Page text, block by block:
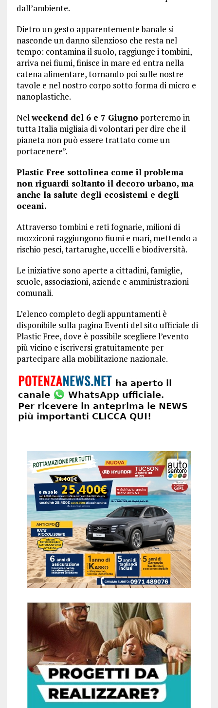
dall’ambiente.
Dietro un gesto apparentemente banale si
nasconde un danno silenzioso che resta nel
tempo: contamina il suolo, raggiunge i tombini,
arriva nei fiumi, finisce in mare ed entra nella
catena alimentare, tornando poi sulle nostre
tavole e nel nostro corpo sotto forma di micro e
nanoplastiche.
Nelweekend del 6 e 7 Giugno porteremo in
tutta Italia migliaia di volontari per dire che il
pianeta non può essere trattato come un
portacenere”.
Plastic Free sottolinea come il problema
non riguardi soltanto il decoro urbano, ma
anche la salute degli ecosistemi e degli
oceani.
Attraverso tombini e reti fognarie, milioni di
mozziconi raggiungono fiumi e mari, mettendo a
rischio pesci, tartarughe, uccelli e biodiversità.
Le iniziative sono aperte a cittadini, famiglie,
scuole, associazioni, aziende e amministrazioni
comunali.
L’elenco completo degli appuntamenti è
disponibile sulla pagina Eventi del sito ufficiale di
Plastic Free, dove è possibile scegliere l’evento
più vicino e iscriversi gratuitamente per
partecipare alla mobilitazione nazionale.